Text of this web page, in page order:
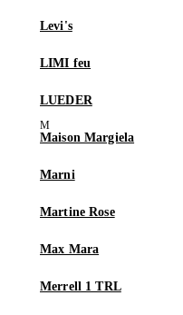
Levi's
LIMI feu
LUEDER
Maison Margiela
Marni
Martine Rose
Max Mara
Merrell 1 TRL